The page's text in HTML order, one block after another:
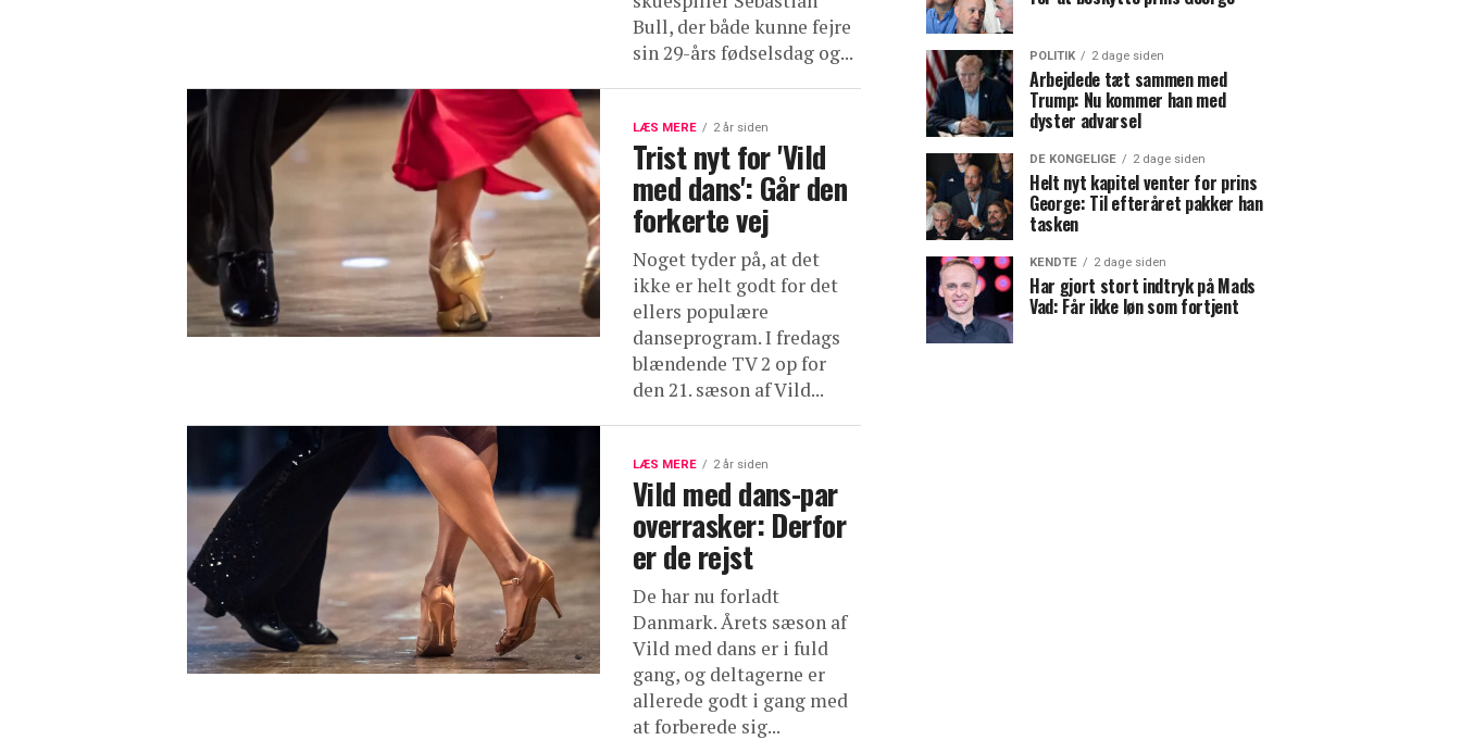
Bull, der både kunne fejre
sin 29-års fødselsdag og...
LÆS MERE 2 år siden
Trist nyt for 'Vild
med dans': Går den
forkerte vej
Noget tyder på, at det
ikke er helt godt for det
ellers populære
danseprogram. I fredags
blændende TV 2 op for
den 21. sæson af Vild...
LÆS MERE 2 år siden
Vild med dans-par
overrasker: Derfor
er de rejst
De har nu forladt
Danmark. Årets sæson af
Vild med dans er i fuld
gang, og deltagerne er
allerede godt i gang med
at forberede sig...
POLITIK 2 dage siden
Arbejdede tæt sammen med
Trump: Nu kommer han med
dyster advarsel
DE KONGELIGE 2 dage siden
Helt nyt kapitel venter for prins
George: Til efteråret pakker han
tasken
KENDTE 2 dage siden
Har gjort stort indtryk på Mads
Vad: Får ikke løn som fortjent